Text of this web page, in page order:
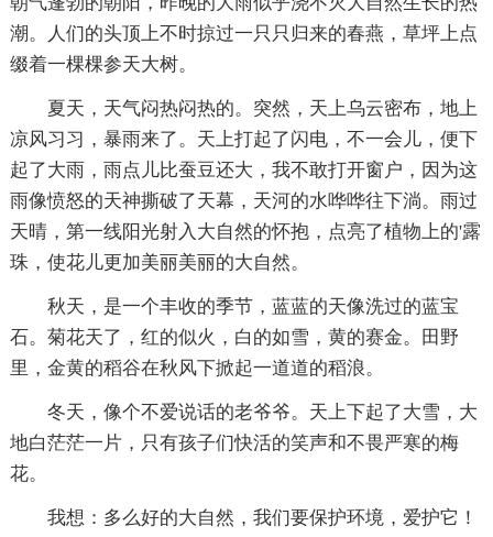
潮。人们的头顶上不时掠过一只只归来的春燕，草坪上点
缀着一棵棵参天大树。
夏天，天气闷热闷热的。突然，天上乌云密布，地上
凉风习习，暴雨来了。天上打起了闪电，不一会儿，便下
起了大雨，雨点儿比蚕豆还大，我不敢打开窗户，因为这
雨像愤怒的天神撕破了天幕，天河的水哗哗往下淌。雨过
天晴，第一线阳光射入大自然的怀抱，点亮了植物上的'露
珠，使花儿更加美丽美丽的大自然。
秋天，是一个丰收的季节，蓝蓝的天像洗过的蓝宝
石。菊花天了，红的似火，白的如雪，黄的赛金。田野
里，金黄的稻谷在秋风下掀起一道道的稻浪。
冬天，像个不爱说话的老爷爷。天上下起了大雪，大
地白茫茫一片，只有孩子们快活的笑声和不畏严寒的梅
花。
我想：多么好的大自然，我们要保护环境，爱护它！